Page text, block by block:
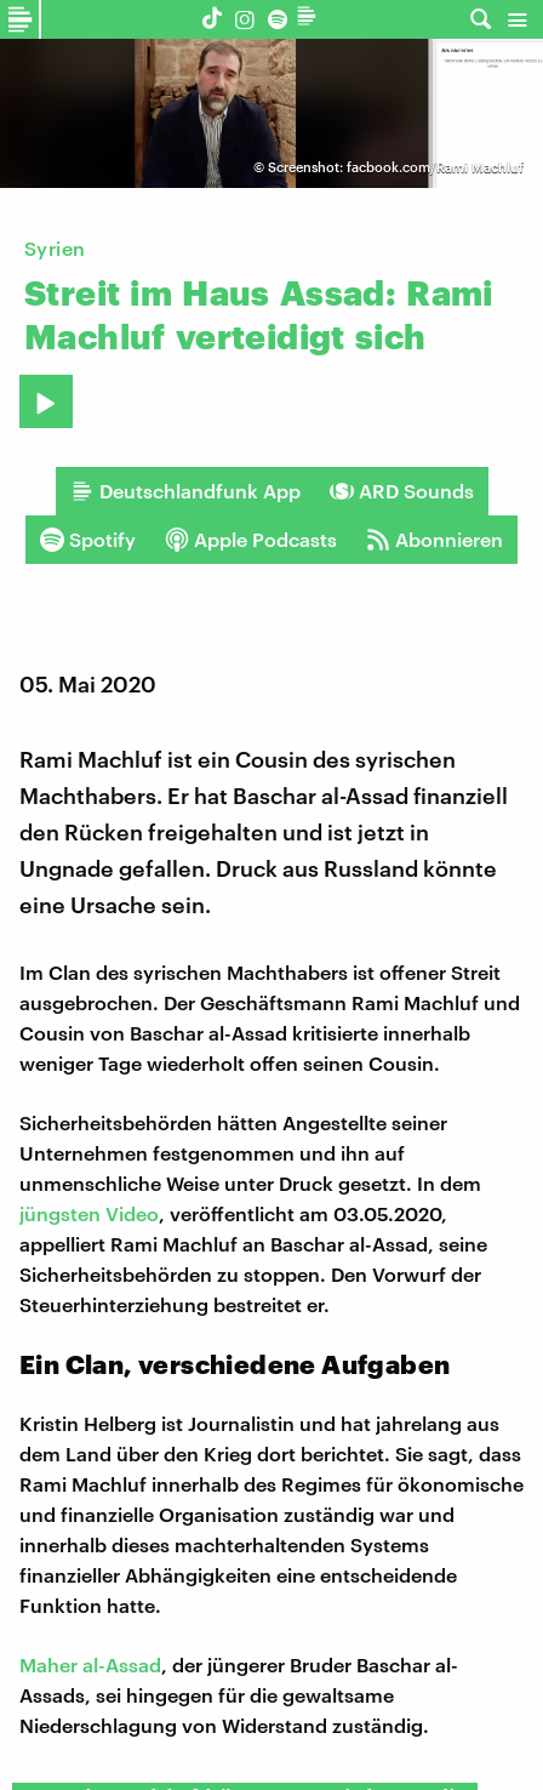
© Screenshot: facbook.com/Rami Machluf
Syrien
Streit im Haus Assad: Rami
Machluf verteidigt sich
Deutschlandfunk App ARD Sounds
Spotify Apple Podcasts Abonnieren
05. Mai 2020
Rami Machluf ist ein Cousin des syrischen
Machthabers. Er hat Baschar al-Assad finanziell
den Rücken freigehalten und ist jetzt in
Ungnade gefallen. Druck aus Russland könnte
eine Ursache sein.
Im Clan des syrischen Machthabers ist offener Streit
ausgebrochen. Der Geschäftsmann Rami Machluf und
Cousin von Baschar al-Assad kritisierte innerhalb
weniger Tage wiederholt offen seinen Cousin.
Sicherheitsbehörden hätten Angestellte seiner
Unternehmen festgenommen und ihn auf
unmenschliche Weise unter Druck gesetzt. In dem
jüngsten Video , veröffentlicht am 03.05.2020,
appelliert Rami Machluf an Baschar al-Assad, seine
Sicherheitsbehörden zu stoppen. Den Vorwurf der
Steuerhinterziehung bestreitet er.
Ein Clan, verschiedene Aufgaben
Kristin Helberg ist Journalistin und hat jahrelang aus
dem Land über den Krieg dort berichtet. Sie sagt, dass
Rami Machluf innerhalb des Regimes für ökonomische
und finanzielle Organisation zuständig war und
innerhalb dieses machterhaltenden Systems
finanzieller Abhängigkeiten eine entscheidende
Funktion hatte.
Maher al-Assad , der jüngerer Bruder Baschar al-
Assads, sei hingegen für die gewaltsame
Niederschlagung von Widerstand zuständig.